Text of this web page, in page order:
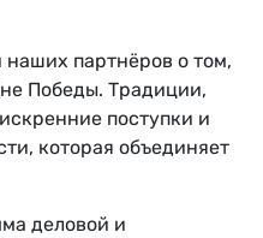
партнёров о том,
Победы. Традиции,
поступки и
которая объединяет
деловой и